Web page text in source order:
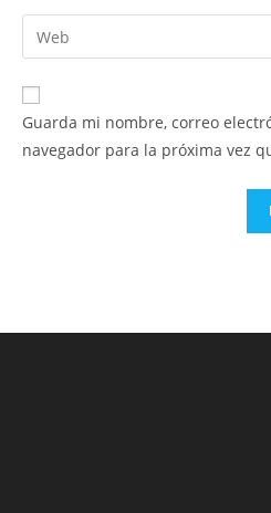
de
usuario
para
comentar
dirección
de
electrónico
para
comentar
Introduce
la
URL
de
Guarda mi nombre, correo
navegador para la próxima vez